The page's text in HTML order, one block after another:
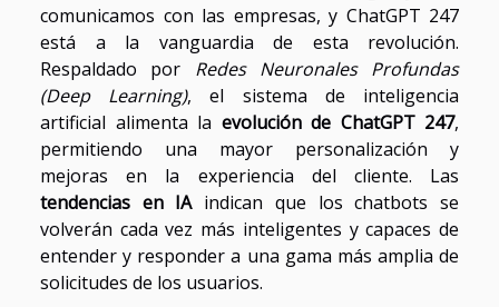
comunicamos con las empresas, y ChatGPT 247
está a la vanguardia de esta revolución.
Respaldado por Redes Neuronales Profundas
(Deep Learning), el sistema de inteligencia
artificial alimenta la evolución de ChatGPT 247,
permitiendo una mayor personalización y
mejoras en la experiencia del cliente. Las
tendencias en IAindican que los chatbots se
volverán cada vez más inteligentes y capaces de
entender y responder a una gama más amplia de
solicitudes de los usuarios.